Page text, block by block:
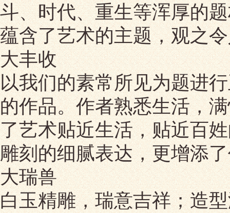
斗、时代、重生等浑厚的
蕴含了艺术的主题，观之
大丰收
以我们的素常所见为题进
的作品。作者熟悉生活，
了艺术贴近生活，贴近百
雕刻的细腻表达，更增添
大瑞兽
白玉精雕，瑞意吉祥；造